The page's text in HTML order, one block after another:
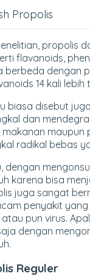
Propolis
propolis
flavanoids,
berbeda dengan
14 kali
biasa disebut
dan
maupun
radikal bebas
dengan
karena bisa
juga sangat
penyakit
pun virus.
dengan
Reguler